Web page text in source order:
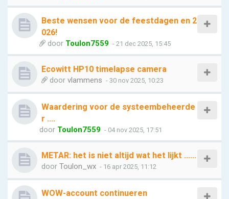
Beste wensen voor de feestdagen en 2
026!
door Toulon7559 - 21 dec 2025, 15:45
Ecowitt HP10 timelapse camera
door vlammens - 30 nov 2025, 10:23
Waardering voor de systeembeheerde
r ....
door Toulon7559 - 04 nov 2025, 17:51
METAR: het is niet altijd wat het lijkt ......
door Toulon_wx - 16 apr 2025, 11:12
WOW-account continueren